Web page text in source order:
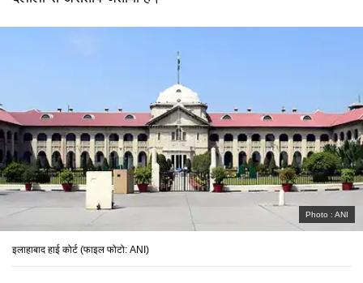
Photo : ANI
इलाहाबाद हाई कोर्ट (फाइल फोटो: ANI)